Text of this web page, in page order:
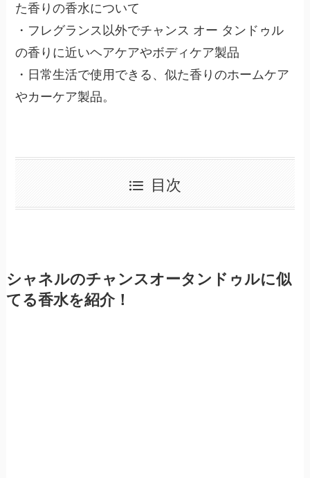
た香りの香水について
・フレグランス以外でチャンス オー タンドゥル
の香りに近いヘアケアやボディケア製品
・日常生活で使用できる、似た香りのホームケア
やカーケア製品。
目次
シャネルのチャンスオータンドゥルに似
てる香水を紹介！